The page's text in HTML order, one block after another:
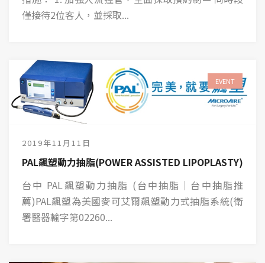
僅接待2位客人，並採取...
EVENT
2019年11月11日
PAL飆塑動力抽脂(POWER ASSISTED LIPOPLASTY)
台中 PAL飆塑動力抽脂 (台中抽脂│台中抽脂推
薦)PAL飆塑為美國麥可艾爾飆塑動力式抽脂系統(衛
署醫器輸字第02260...